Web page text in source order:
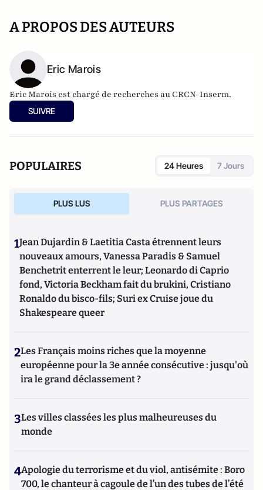
A PROPOS DES AUTEURS
Eric Marois
Eric Marois est chargé de recherches au CRCN-Inserm.
SUIVRE
POPULAIRES 24 Heures 7 Jours
PLUS LUS PLUS PARTAGES
1Jean Dujardin & Laetitia Casta étrennent leurs
nouveaux amours, Vanessa Paradis & Samuel
Benchetrit enterrent le leur; Leonardo di Caprio
fond, Victoria Beckham fait du brukini, Cristiano
Ronaldo du bisco-fils; Suri ex Cruise joue du
Shakespeare queer
2Les Français moins riches que la moyenne
européenne pour la 3e année consécutive : jusqu'où
ira le grand déclassement ?
3Les villes classées les plus malheureuses du
monde
4Apologie du terrorisme et du viol, antisémite : Boro
700, le chanteur à cagoule de l’un des tubes de l’été